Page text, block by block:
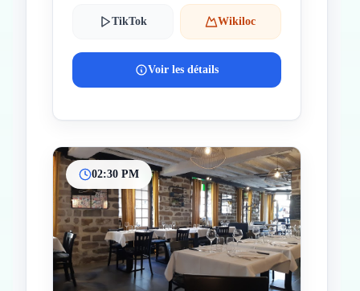
TikTok Wikiloc
Voir les détails
02:30 PM